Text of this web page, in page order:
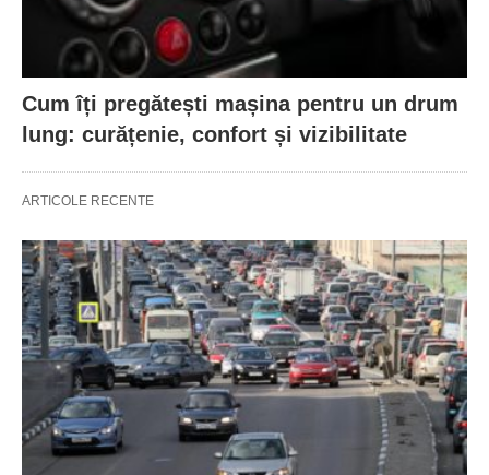
Cum îți pregătești mașina pentru un drum
lung: curățenie, confort și vizibilitate
ARTICOLE RECENTE